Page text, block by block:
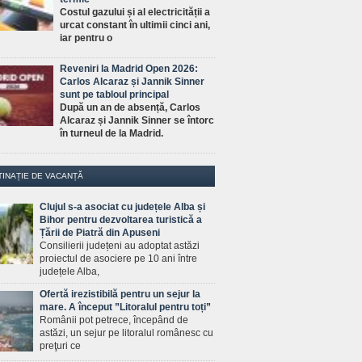
Costul gazului și al electricității a
urcat constant în ultimii cinci ani,
iar pentru o
Reveniri la Madrid Open 2026:
Carlos Alcaraz și Jannik Sinner
sunt pe tabloul principal
După un an de absență, Carlos
Alcaraz și Jannik Sinner se întorc
în turneul de la Madrid.
DE VACANȚĂ
Clujul s-a asociat cu județele Alba și
Bihor pentru dezvoltarea turistică a
Țării de Piatră din Apuseni
Consilierii județeni au adoptat astăzi
proiectul de asociere pe 10 ani între
județele Alba,
Ofertă irezistibilă pentru un sejur la
mare. A început ”Litoralul pentru toți”
Românii pot petrece, începând de
astăzi, un sejur pe litoralul românesc cu
preţuri ce